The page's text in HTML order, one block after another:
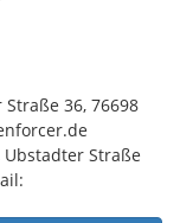
36, 76698
Ubstadter Straße